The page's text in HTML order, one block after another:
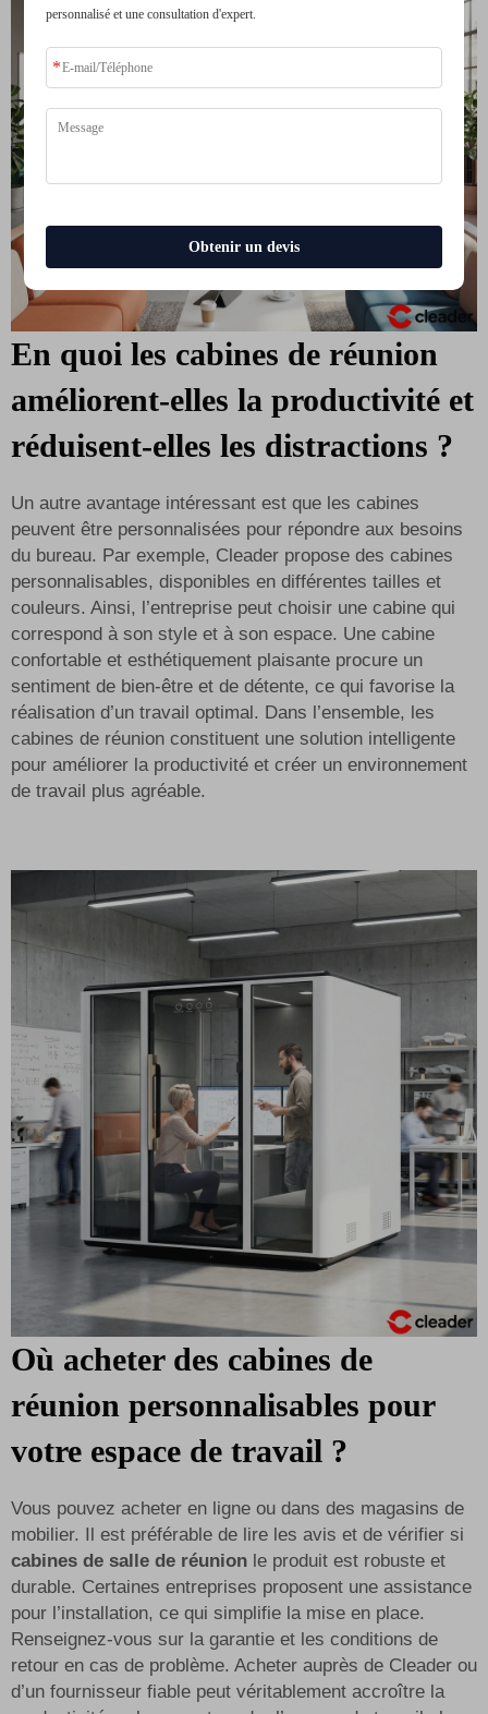
En quoi les cabines de réunion
améliorent-elles la productivité et
réduisent-elles les distractions ?
Un autre avantage intéressant est que les cabines
peuvent être personnalisées pour répondre aux besoins
du bureau. Par exemple, Cleader propose des cabines
personnalisables, disponibles en différentes tailles et
couleurs. Ainsi, l’entreprise peut choisir une cabine qui
correspond à son style et à son espace. Une cabine
confortable et esthétiquement plaisante procure un
sentiment de bien-être et de détente, ce qui favorise la
réalisation d’un travail optimal. Dans l’ensemble, les
cabines de réunion constituent une solution intelligente
pour améliorer la productivité et créer un environnement
de travail plus agréable.
Où acheter des cabines de
réunion personnalisables pour
votre espace de travail ?
Vous pouvez acheter en ligne ou dans des magasins de
mobilier. Il est préférable de lire les avis et de vérifier si
cabines de salle de réunion le produit est robuste et
durable. Certaines entreprises proposent une assistance
pour l’installation, ce qui simplifie la mise en place.
Renseignez-vous sur la garantie et les conditions de
retour en cas de problème. Acheter auprès de Cleader ou
d’un fournisseur fiable peut véritablement accroître la
personnalisé et une consultation d'expert.
Obtenir un devis